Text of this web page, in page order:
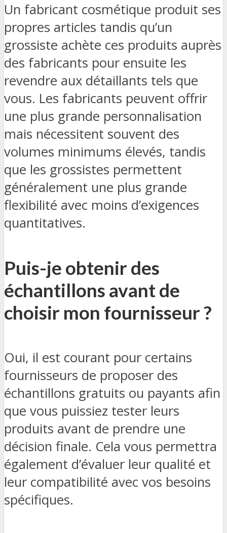
Un fabricant cosmétique produit ses
propres articles tandis qu’un
grossiste achète ces produits auprès
des fabricants pour ensuite les
revendre aux détaillants tels que
vous. Les fabricants peuvent offrir
une plus grande personnalisation
mais nécessitent souvent des
volumes minimums élevés, tandis
que les grossistes permettent
généralement une plus grande
flexibilité avec moins d’exigences
quantitatives.
Puis-je obtenir des
échantillons avant de
choisir mon fournisseur ?
Oui, il est courant pour certains
fournisseurs de proposer des
échantillons gratuits ou payants afin
que vous puissiez tester leurs
produits avant de prendre une
décision finale. Cela vous permettra
également d’évaluer leur qualité et
leur compatibilité avec vos besoins
spécifiques.